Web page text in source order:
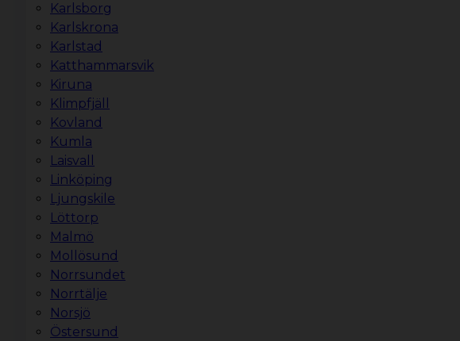
Karlsborg
Karlskrona
Karlstad
Katthammarsvik
Kiruna
Klimpfjäll
Kovland
Kumla
Laisvall
Linköping
Ljungskile
Löttorp
Malmö
Mollösund
Norrsundet
Norrtälje
Norsjö
Östersund